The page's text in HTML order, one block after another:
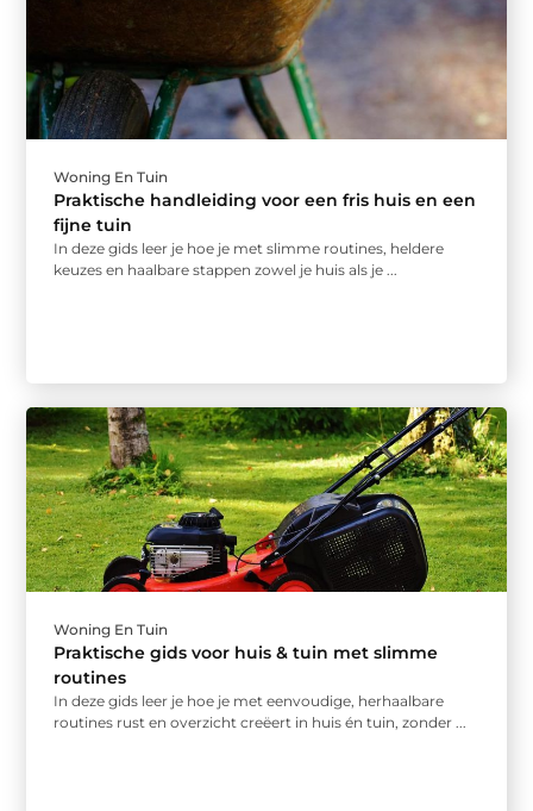
Woning En Tuin
Praktische handleiding voor een fris huis en een
fijne tuin
In deze gids leer je hoe je met slimme routines, heldere
keuzes en haalbare stappen zowel je huis als je ...
Woning En Tuin
Praktische gids voor huis & tuin met slimme
routines
In deze gids leer je hoe je met eenvoudige, herhaalbare
routines rust en overzicht creëert in huis én tuin, zonder ...